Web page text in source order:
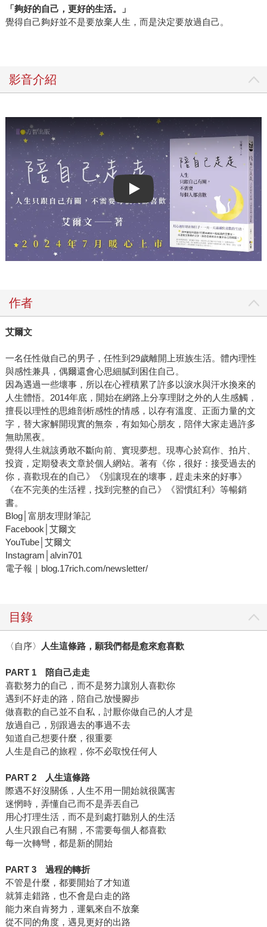
「夠好的自己，更好的生活。
」
覺得自己夠好並不是要放棄人生，而是決定要放過自己。
影音介紹
Play video
作者
艾爾文
一名任性做自己的男子，任性到29歲離開上班族生活。體內理性
與感性兼具，偶爾還會心思細膩到困住自己。
因為遇過一些壞事，所以在心裡積累了許多以淚水與汗水換來的
人生體悟。2014年底，開始在網路上分享理財之外的人生感觸，
擅長以理性的思維剖析感性的情感，以存有溫度、正面力量的文
字，替大家解開現實的無奈，有如知心朋友，陪伴大家走過許多
無助黑夜。
覺得人生就該勇敢不斷向前、實現夢想。現專心於寫作、拍片、
投資，定期發表文章於個人網站。著有《你，很好：接受過去的
你，喜歡現在的自己》《別讓現在的壞事，趕走未來的好事》
《在不完美的生活裡，找到完整的自己》《習慣紅利》等暢銷
書。
Blog│富朋友理財筆記
Facebook│艾爾文
YouTube│艾爾文
Instagram│alvin701
電子報｜blog.17rich.com/newsletter/
目錄
〈自序〉 人生這條路，願我們都是愈來愈喜歡
PART 1陪自己走走
喜歡努力的自己，而不是努力讓別人喜歡你
遇到不好走的路，陪自己放慢腳步
做喜歡的自己並不自私，討厭你做自己的人才是
放過自己，別跟過去的事過不去
知道自己想要什麼，很重要
人生是自己的旅程，你不必取悅任何人
PART 2人生這條路
際遇不好沒關係，人生不用一開始就很厲害
迷惘時，弄懂自己而不是弄丟自己
用心打理生活，而不是到處打聽別人的生活
人生只跟自己有關，不需要每個人都喜歡
每一次轉彎，都是新的開始
PART 3過程的轉折
不管是什麼，都要開始了才知道
就算走錯路，也不會是白走的路
能力來自肯努力，運氣來自不放棄
從不同的角度，遇見更好的出路